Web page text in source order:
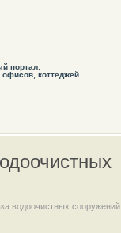
портал:
офисов, коттеджей
водоочистных сооружений